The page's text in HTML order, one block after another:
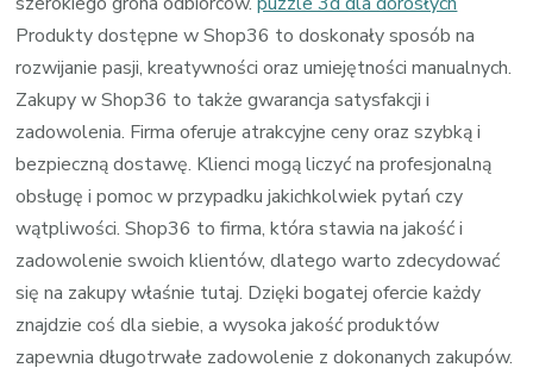
Produkty dostępne w Shop36 to doskonały sposób na
rozwijanie pasji, kreatywności oraz umiejętności manualnych.
Zakupy w Shop36 to także gwarancja satysfakcji i
zadowolenia. Firma oferuje atrakcyjne ceny oraz szybką i
bezpieczną dostawę. Klienci mogą liczyć na profesjonalną
obsługę i pomoc w przypadku jakichkolwiek pytań czy
wątpliwości. Shop36 to firma, która stawia na jakość i
zadowolenie swoich klientów, dlatego warto zdecydować
się na zakupy właśnie tutaj. Dzięki bogatej ofercie każdy
znajdzie coś dla siebie, a wysoka jakość produktów
zapewnia długotrwałe zadowolenie z dokonanych zakupów.